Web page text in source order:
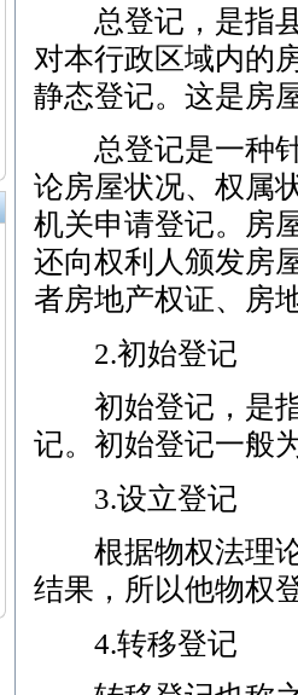
总登记，是指县
对本行政区域内的
静态登记。这是房
总登记是一种针
论房屋状况、权属
机关申请登记。房
还向权利人颁发房
者房地产权证、房
2.初始登记
初始登记，是指
记。初始登记一般
3.设立登记
根据物权法理论
结果，所以他物权
4.转移登记